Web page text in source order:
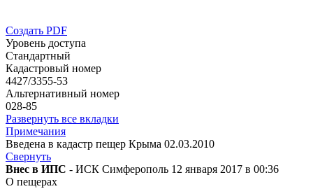
Создать PDF
Уровень доступа
Стандартный
Кадастровый номер
4427/3355-53
Альтернативный номер
028-85
Развернуть все вкладки
Примечания
Введена в кадастр пещер Крыма 02.03.2010
Свернуть
Внес в ИПС - ИСК Симферополь 12 января 2017 в 00:36
О пещерах